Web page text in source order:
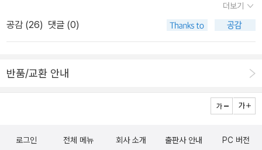
라 단지 '세상의 모든 관습에 대한 지겨움의 표현일 뿐'이라고 말했고,
젊은이들은 일제히 쌍수를 들고 뛰쳐나가 그 길로 비트닉(비트족)이
되었다. 밥 딜런이 훗날 '그의 작품이 모든 걸 바꿔 놨듯이 내 삶도 바
쪽 그래서 또 읽어야 할 책. 예전에 읽다 만 책이다. 그때
이 시점에서 읽기에는 너무나도 지루하게 느껴져서 집중하기 힘들었
작가 찰스 부코스키의 시 Nirvana(너바나)를 낭독한 영상이다. 얼마
이젠 '낯익은' 영화가 되었다. '포스트모던적'이었던 영화의 포스터는
거의 키치가 되었고. <천국보다 낯선>은 얼마전 최근작 <브로큰 플
라워>(2005)가 국내 개봉된바 있는 미국 독립영화계의 '기린아' 짐
>(1984)를 찍고 남은 필름으로 찍은 영화이다(자무시는 벤더스의
음 볼 때는 아주 낯설고 참신한 영화였다(빅토르 슈클로프스키의 고
돌리다'는 '악어의 목을 조르다'라고 표현하는 게 '미국식'이라고, 헝가
더보기
공감 (26) 댓글 (0)
반품/교환 안내
로그인 전체 메뉴 회사 소개 출판사 안내 PC 버전